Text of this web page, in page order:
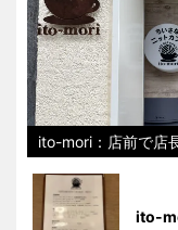
ito-mori：店前で店
ito-